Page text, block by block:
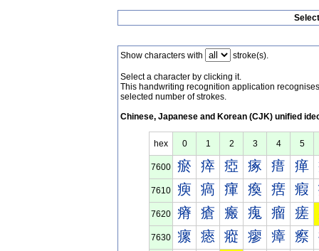
Show characters with stroke(s).
Select a character by clicking it.
This handwriting recognition application
selected number of strokes.
Chinese, Japanese and Korean (CJK) unified
hex 0 1 2 3 4 5
7600 瘀 瘁 瘂 瘃 瘄 瘅
7610 瘐 瘑 瘒 瘓 瘔 瘕
7620 瘠 瘡 瘢 瘣 瘤 瘥
7630 瘰 瘱 瘲 瘳 瘴 瘵